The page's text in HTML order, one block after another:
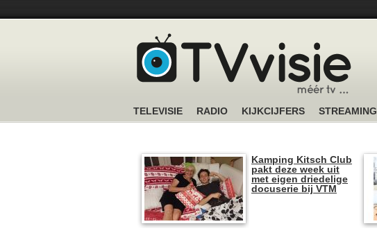
TELEVISIE RADIO KIJKCIJFERS STREAMING
Kamping Kitsch Club
pakt deze week uit
met eigen driedelige
docuserie bij VTM